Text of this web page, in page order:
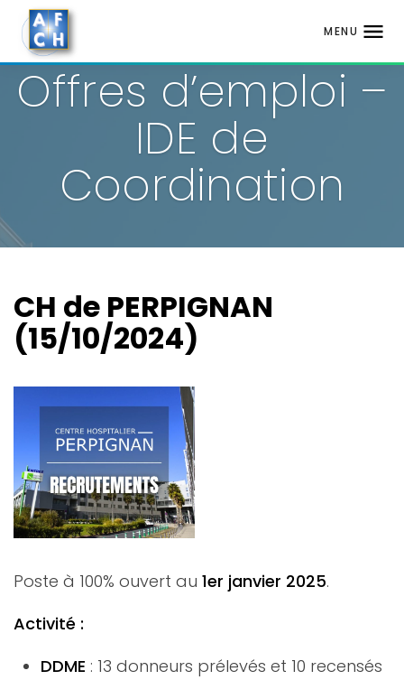
Aller
au
contenu
MENU
Offres d’emploi –
IDE de
Coordination
CH de PERPIGNAN
(15/10/2024)
Poste à 100% ouvert au 1er janvier 2025.
Activité :
DDME : 13 donneurs prélevés et 10 recensés